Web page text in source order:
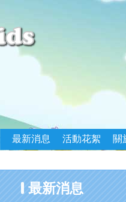
最新消息 活動花絮 關
最新消息